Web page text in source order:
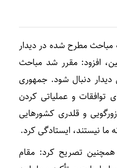
مباحث مطرح شده در دیدار
افزود: مقرر شد مباحث
دنبال شود. جمهوری
توافقات و عملیاتی کردن
و قلدری کشورهایی
ما نیستند، ایستادگی کرد.
همچنین تصریح کرد: مقام